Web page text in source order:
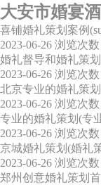
大安市婚宴
喜铺婚礼策划案例
2023-06-26 浏览次数
婚礼督导和婚礼策
2023-06-26 浏览次数
北京专业的婚礼策
2023-06-26 浏览次数
专业的婚礼策划(专
2023-06-26 浏览次数
京城婚礼策划(婚礼
2023-06-26 浏览次数
郑州创意婚礼策划